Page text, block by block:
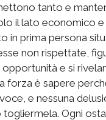
tanto e
il lato economico
in prima persona
non rispettate,
e si
forza è sapere
e nessuna
Ogni